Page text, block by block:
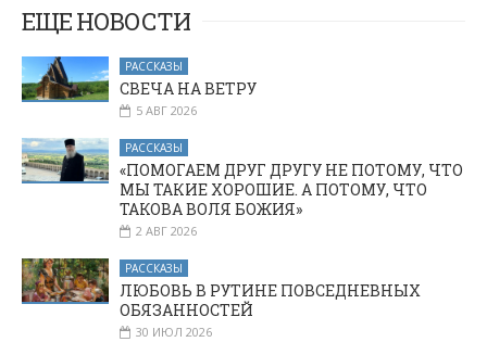
ЕЩЕ НОВОСТИ
РАССКАЗЫ
СВЕЧА НА ВЕТРУ
5 АВГ 2026
РАССКАЗЫ
«ПОМОГАЕМ ДРУГ ДРУГУ НЕ ПОТОМУ, ЧТО
МЫ ТАКИЕ ХОРОШИЕ. А ПОТОМУ, ЧТО
ТАКОВА ВОЛЯ БОЖИЯ»
2 АВГ 2026
РАССКАЗЫ
ЛЮБОВЬ В РУТИНЕ ПОВСЕДНЕВНЫХ
ОБЯЗАННОСТЕЙ
30 ИЮЛ 2026